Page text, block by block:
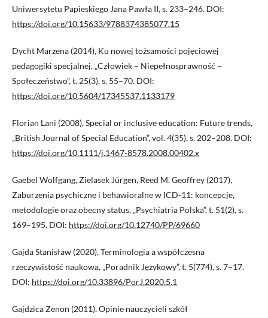
Uniwersytetu Papieskiego Jana Pawła II, s. 233–246. DOI:
https://doi.org/10.15633/9788374385077.15
Dycht Marzena (2014), Ku nowej tożsamości pojęciowej
pedagogiki specjalnej, „Człowiek – Niepełnosprawność –
Społeczeństwo”, t. 25(3), s. 55–70. DOI:
https://doi.org/10.5604/17345537.1133179
Florian Lani (2008), Special or inclusive education: Future trends,
„British Journal of Special Education”, vol. 4(35), s. 202–208. DOI:
https://doi.org/10.1111/j.1467-8578.2008.00402.x
Gaebel Wolfgang, Zielasek Jürgen, Reed M. Geoffrey (2017),
Zaburzenia psychiczne i behawioralne w ICD-11: koncepcje,
metodologie oraz obecny status, „Psychiatria Polska”, t. 51(2), s.
169–195. DOI: https://doi.org/10.12740/PP/69660
Gajda Stanisław (2020), Terminologia a współczesna
rzeczywistość naukowa, „Poradnik Językowy”, t. 5(774), s. 7–17.
DOI: https://doi.org/10.33896/PorJ.2020.5.1
Gajdzica Zenon (2011), Opinie nauczycieli szkół